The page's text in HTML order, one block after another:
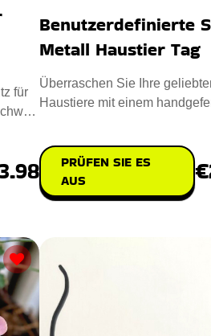
für
Benutzerdefinierte
Metall Haustier Tag
Überraschen Sie Ihre
Haustiere mit einem
PRÜFEN SIE ES
AUS